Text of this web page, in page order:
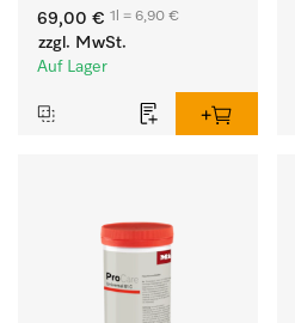
Entfernung von
hartnäckigen Flecken.
69,00 € 1l = 6,90 €
zzgl. MwSt.
Auf Lager